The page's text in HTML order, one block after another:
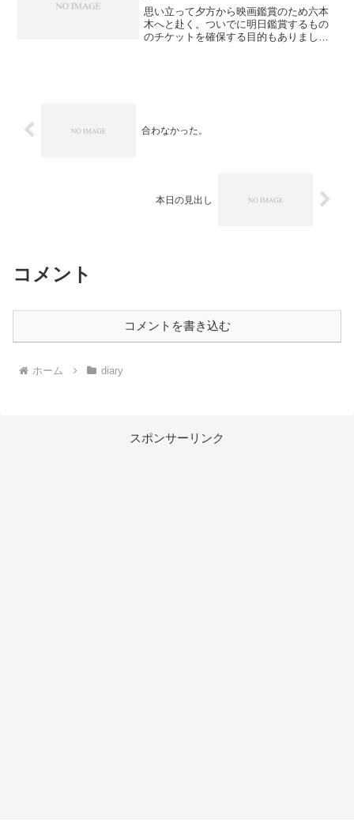
思い立って夕方から映画鑑賞のため六本
木へと赴く。ついでに明日鑑賞するもの
のチケットを確保する目的もありまし
合わなかった。
本日の見出し
コメント
コメントを書き込む
ホーム diary
スポンサーリンク